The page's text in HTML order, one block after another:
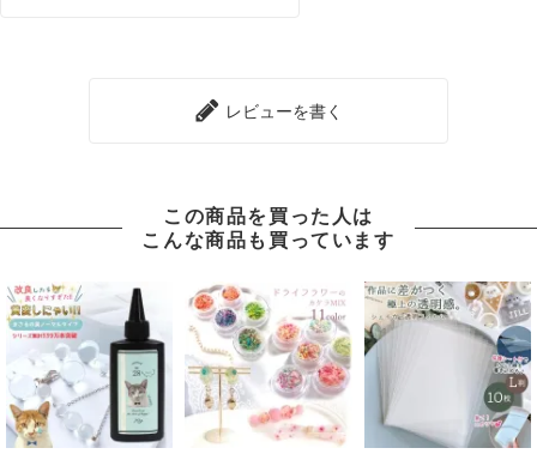
レビューを書く
この商品を買った人は
こんな商品も買っています